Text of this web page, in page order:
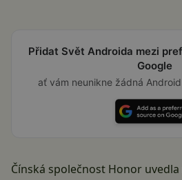
Přidat Svět Androida mezi
Google
ať vám neunikne žádná
Čínská společnost Honor